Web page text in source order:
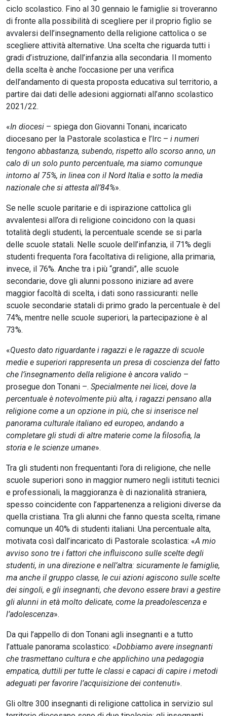
ciclo scolastico. Fino al 30 gennaio le famiglie si troveranno
di fronte alla possibilità di scegliere per il proprio figlio se
avvalersi dell’insegnamento della religione cattolica o se
scegliere attività alternative. Una scelta che riguarda tutti i
gradi d’istruzione, dall’infanzia alla secondaria. Il momento
della scelta è anche l’occasione per una verifica
dell’andamento di questa proposta educativa sul territorio, a
partire dai dati delle adesioni aggiornati all’anno scolastico
2021/22.
«In diocesi – spiega don Giovanni Tonani, incaricato
diocesano per la Pastorale scolastica e l’Irc – i numeri
tengono abbastanza, subendo, rispetto allo scorso anno, un
calo di un solo punto percentuale, ma siamo comunque
intorno al 75%, in linea con il Nord Italia e sotto la media
nazionale che si attesta all’84%».
Se nelle scuole paritarie e di ispirazione cattolica gli
avvalentesi all’ora di religione coincidono con la quasi
totalità degli studenti, la percentuale scende se si parla
delle scuole statali. Nelle scuole dell’infanzia, il 71% degli
studenti frequenta l’ora facoltativa di religione, alla primaria,
invece, il 76%. Anche tra i più “grandi”, alle scuole
secondarie, dove gli alunni possono iniziare ad avere
maggior facoltà di scelta, i dati sono rassicuranti: nelle
scuole secondarie statali di primo grado la percentuale è del
74%, mentre nelle scuole superiori, la partecipazione è al
73%.
«Questo dato riguardante i ragazzi e le ragazze di scuole
medie e superiori rappresenta un presa di coscienza del fatto
che l’insegnamento della religione è ancora valido –
prosegue don Tonani –. Specialmente nei licei, dove la
percentuale è notevolmente più alta, i ragazzi pensano alla
religione come a un opzione in più, che si inserisce nel
panorama culturale italiano ed europeo, andando a
completare gli studi di altre materie come la filosofia, la
storia e le scienze umane».
Tra gli studenti non frequentanti l’ora di religione, che nelle
scuole superiori sono in maggior numero negli istituti tecnici
e professionali, la maggioranza è di nazionalità straniera,
spesso coincidente con l’appartenenza a religioni diverse da
quella cristiana. Tra gli alunni che fanno questa scelta, rimane
comunque un 40% di studenti italiani. Una percentuale alta,
motivata così dall’incaricato di Pastorale scolastica: «A mio
avviso sono tre i fattori che influiscono sulle scelte degli
studenti, in una direzione e nell’altra: sicuramente le famiglie,
ma anche il gruppo classe, le cui azioni agiscono sulle scelte
dei singoli, e gli insegnanti, che devono essere bravi a gestire
gli alunni in età molto delicate, come la preadolescenza e
l’adolescenza».
Da qui l’appello di don Tonani agli insegnanti e a tutto
l’attuale panorama scolastico: «Dobbiamo avere insegnanti
che trasmettano cultura e che applichino una pedagogia
empatica, duttili per tutte le classi e capaci di capire i metodi
adeguati per favorire l’acquisizione dei contenuti».
Gli oltre 300 insegnanti di religione cattolica in servizio sul